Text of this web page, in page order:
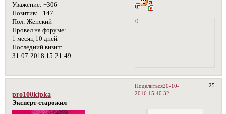
Уважение: +306
Позитив: +147
Пол: Женский
Провел на форуме:
1 месяц 10 дней
Последний визит:
31-07-2018 15:21:49
0
Поделиться 25
20-10-
2016 15:40:32
pro100kipka
Эксперт-старожил